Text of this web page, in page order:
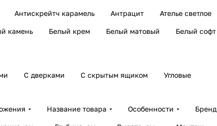
Антискрейтч карамель Антрацит Ателье светлое
камень Белый крем Белый матовый Белый софт
С дверками С скрытым ящиком Угловые
Название товара Особенности Бренд